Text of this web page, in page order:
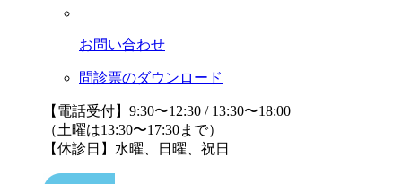
お問い合わせ
問診票のダウンロード
【電話受付】9:30〜12:30 / 13:30〜18:00
（土曜は13:30〜17:30まで）
【休診日】水曜、日曜、祝日